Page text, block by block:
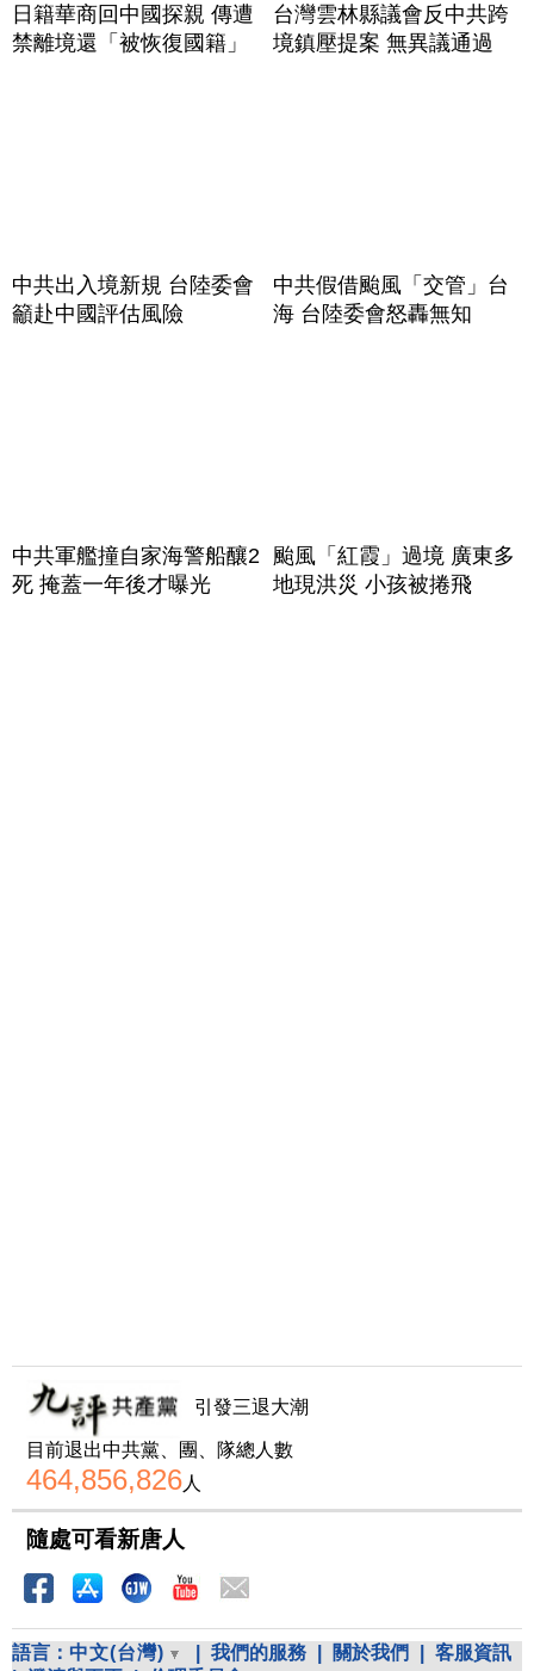
日籍華商回中國探親 傳遭
禁離境還「被恢復國籍」
台灣雲林縣議會反中共跨
境鎮壓提案 無異議通過
中共出入境新規 台陸委會
籲赴中國評估風險
中共假借颱風「交管」台
海 台陸委會怒轟無知
中共軍艦撞自家海警船釀2
死 掩蓋一年後才曝光
颱風「紅霞」過境 廣東多
地現洪災 小孩被捲飛
引發三退大潮
目前退出中共黨、團、隊總人數
464,856,826人
隨處可看新唐人
語言： 中文(台灣) 我們的服務 關於我們
客服資訊